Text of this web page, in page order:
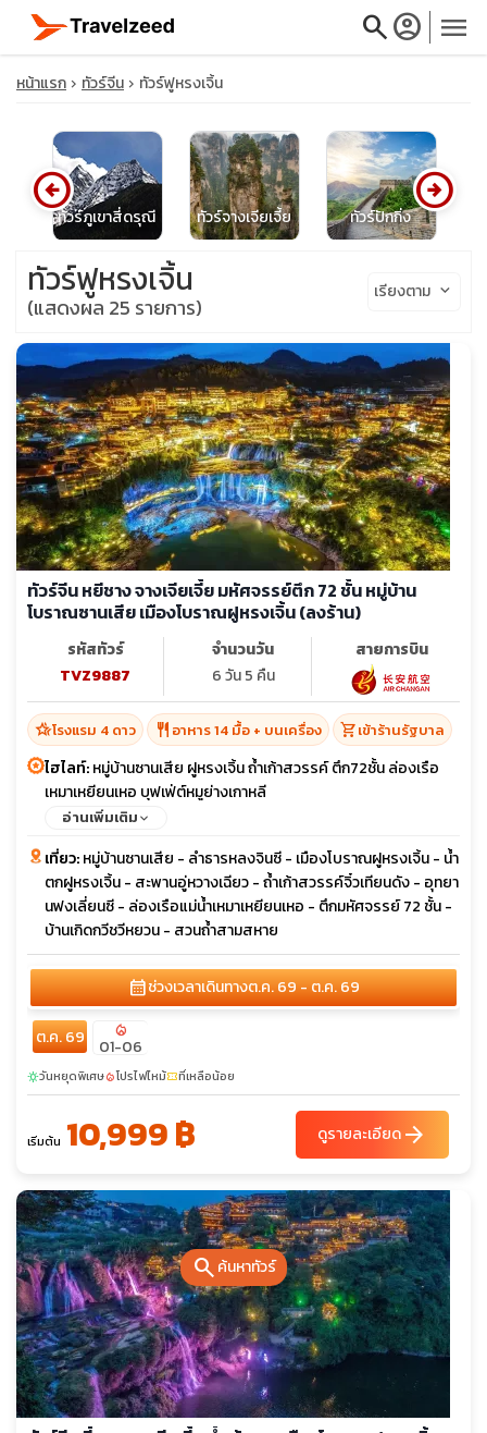
searchaccount_circle menu
close
travel_explore
calendar_month
search
หน้าแรก ทัวร์จีน ทัวร์ฟูหรงเจิ้น
ทัวร์ภูเขาสี่ดรุณี ทัวร์จางเจียเจี้ย ทัวร์ปักกิ่ง
arrow_circle_left arrow_circle_right
searchค้นหาทัวร์
ทัวร์ฟูหรงเจิ้น
(แสดงผล 25 รายการ)
เรียงตาม keyboard_arrow_down
ทัวร์จีน หยีชาง จางเจียเจี้ย มหัศจรรย์ตึก 72 ชั้น หมู่บ้าน
โบราณซานเสีย เมืองโบราณฝูหรงเจิ้น (ลงร้าน)
รหัสทัวร์
TVZ9887
จำนวนวัน
6 วัน 5 คืน
สายการบิน
hotel_classโรงแรม 4 ดาว restaurant อาหาร 14 มื้อ + บนเครื่อง shopping_cartเข้าร้านรัฐบาล
ไฮไลท์:หมู่บ้านซานเสีย ฝูหรงเจิ้น ถ้ำเก้าสวรรค์ ตึก72ชั้น ล่องเรือ
เหมาเหยียนเหอ บุฟเฟ่ต์หมูย่างเกาหลี
อ่านเพิ่มเติม
เที่ยว:หมู่บ้านซานเสีย - ลำธารหลงจินซี - เมืองโบราณฝูหรงเจิ้น - น้ำ
ตกฝูหรงเจิ้น - สะพานอู่หวางเฉียว - ถ้ำเก้าสวรรค์จิ๋วเทียนดัง - อุทยา
นฟงเลี่ยนซี - ล่องเรือแม่น้ำเหมาเหยียนเหอ - ตึกมหัศจรรย์ 72 ชั้น -
บ้านเกิดกวีชวีหยวน - สวนถ้ำสามสหาย
calendar_monthช่วงเวลาเดินทางต.ค. 69 - ต.ค. 69
ต.ค. 69 local_fire_department
01-06
sunnyวันหยุดพิเศษlocal_fire_departmentโปรไฟไหม้confirmation_numberที่เหลือน้อย
เริ่มต้น 10,999 ฿ ดูรายละเอียดarrow_forward